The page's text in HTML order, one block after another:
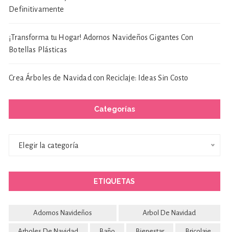
Definitivamente
¡Transforma tu Hogar! Adornos Navideños Gigantes Con
Botellas Plásticas
Crea Árboles de Navidad con Reciclaje: Ideas Sin Costo
Categorías
Elegir la categoría
ETIQUETAS
Adornos Navideños Arbol De Navidad